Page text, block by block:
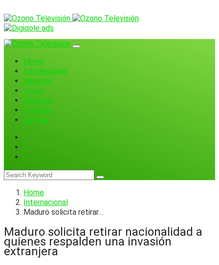
Home
Internacional
Nacional
Local
Deporte
Política
En Vivo
Home
Internacional
Maduro solicita retirar…
Maduro solicita retirar nacionalidad a
quienes respalden una invasión
extranjera